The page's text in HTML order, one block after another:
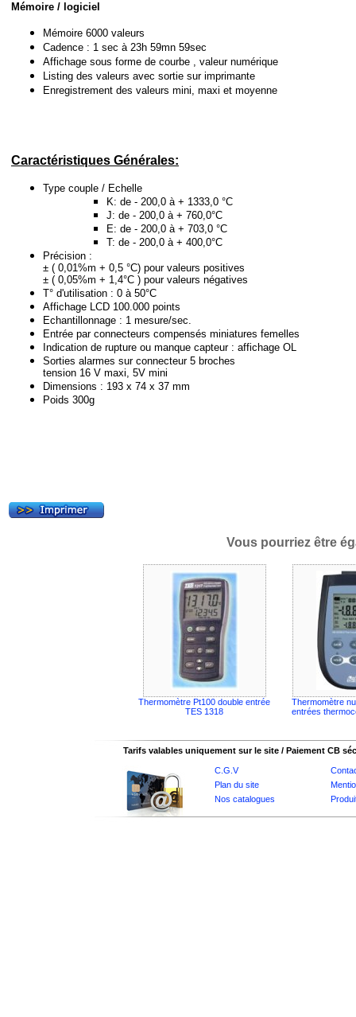
Mémoire / logiciel
Mémoire 6000 valeurs
Cadence : 1 sec à 23h 59mn 59sec
Affichage sous forme de courbe , valeur numérique
Listing des valeurs avec sortie sur imprimante
Enregistrement des valeurs mini, maxi et moyenne
Caractéristiques Générales:
Type couple / Echelle
K: de - 200,0 à + 1333,0 °C
J: de - 200,0 à + 760,0°C
E: de - 200,0 à + 703,0 °C
T: de - 200,0 à + 400,0°C
Précision :
± ( 0,01%m + 0,5 °C) pour valeurs positives
± ( 0,05%m + 1,4°C ) pour valeurs négatives
T° d'utilisation : 0 à 50°C
Affichage LCD 100.000 points
Echantillonnage : 1 mesure/sec.
Entrée par connecteurs compensés miniatures femelles
Indication de rupture ou manque capteur : affichage OL
Sorties alarmes sur connecteur 5 broches
tension 16 V maxi, 5V mini
Dimensions : 193 x 74 x 37 mm
Poids 300g
Vous pourriez être
Thermomètre Pt100 double entrée
TES 1318
Thermomètre
entrées
Tarifs valables uniquement sur le site / Paiement CB
C.G.V
Plan du site
Nos catalogues